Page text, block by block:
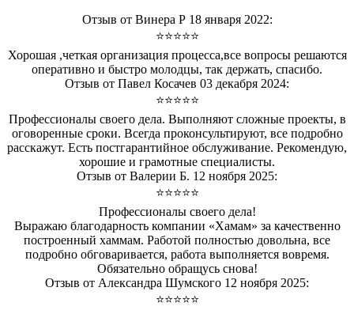
Отзыв от Винера Р 18 января 2022:
⭐⭐⭐⭐⭐
Хорошая ,четкая организация процесса,все вопросы решаются
оперативно и быстро молодцы, так держать, спасибо.
Отзыв от Павел Косачев 03 декабря 2024:
⭐⭐⭐⭐⭐
Профессионалы своего дела. Выполняют сложные проекты, в
оговоренные сроки. Всегда проконсультируют, все подробно
расскажут. Есть постгарантийное обслуживание. Рекомендую,
хорошие и грамотные специалисты.
Отзыв от Валерии Б. 12 ноября 2025:
⭐⭐⭐⭐⭐
Профессионалы своего дела!
Выражаю благодарность компании «Хамам» за качественно
построенный хаммам. Работой полностью довольна, все
подробно обговаривается, работа выполняется вовремя.
Обязательно обращусь снова!
Отзыв от Александра Шумского 12 ноября 2025:
⭐⭐⭐⭐⭐